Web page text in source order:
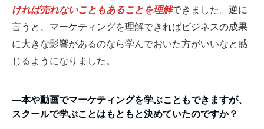
ければ売れないこともあることを理解できました。逆に
言うと、マーケティングを理解できればビジネスの成果
に大きな影響があるのなら学んでおいた方がいいなと感
じるようになりました。
―本や動画でマーケティングを学ぶこともできますが、
スクールで学ぶことはもともと決めていたのですか？